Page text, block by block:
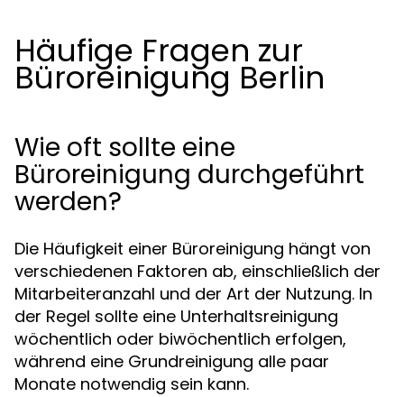
Häufige Fragen zur
Büroreinigung Berlin
Wie oft sollte eine
Büroreinigung durchgeführt
werden?
Die Häufigkeit einer Büroreinigung hängt von
verschiedenen Faktoren ab, einschließlich der
Mitarbeiteranzahl und der Art der Nutzung. In
der Regel sollte eine Unterhaltsreinigung
wöchentlich oder biwöchentlich erfolgen,
während eine Grundreinigung alle paar
Monate notwendig sein kann.